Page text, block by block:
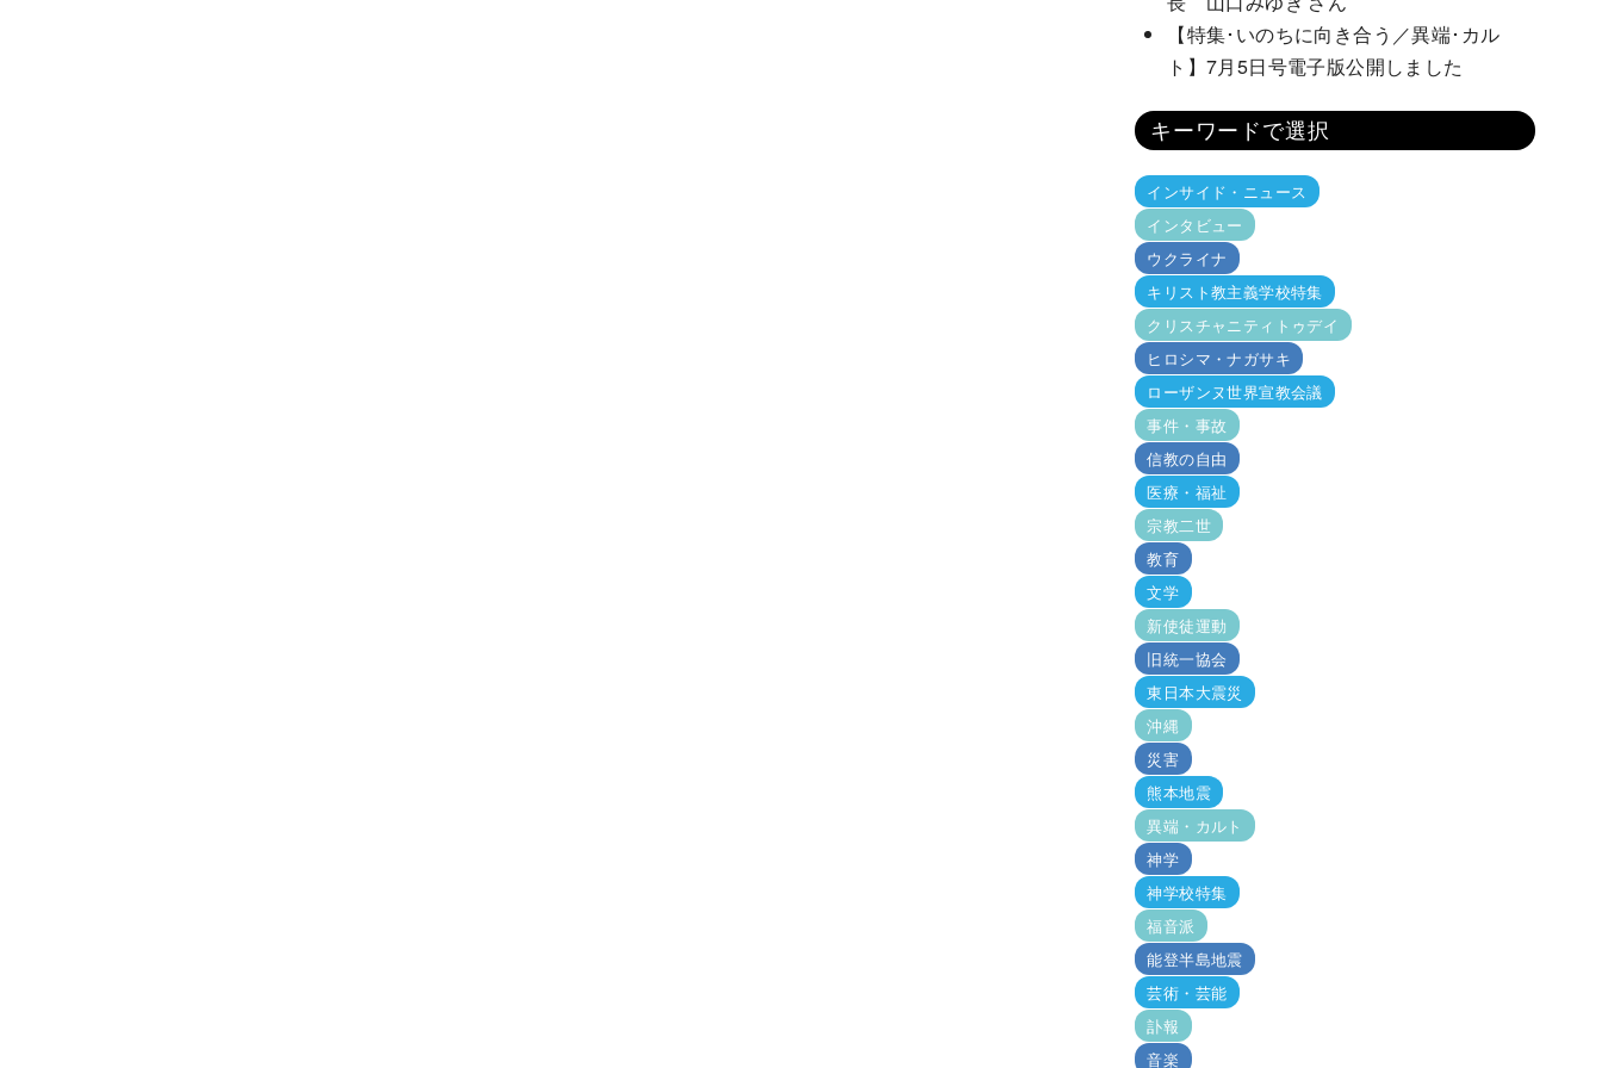
【特集･いのちに向き合う／異端･カル
ト】7月5日号電子版公開しました
キーワードで選択
インサイド・ニュース
インタビュー
ウクライナ
キリスト教主義学校特集
クリスチャニティトゥデイ
ヒロシマ・ナガサキ
ローザンヌ世界宣教会議
事件・事故
信教の自由
医療・福祉
宗教二世
教育
文学
新使徒運動
旧統一協会
東日本大震災
沖縄
災害
熊本地震
異端・カルト
神学
神学校特集
福音派
能登半島地震
芸術・芸能
訃報
音楽